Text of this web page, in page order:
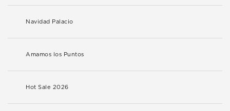
Navidad Palacio
Amamos los Puntos
Hot Sale 2026